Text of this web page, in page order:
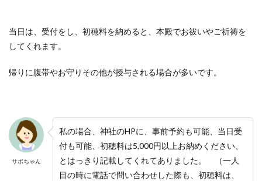
当日は、受付をし、初穂料を納めると、本殿でお祓いやご祈祷を
してくれます。
帰りに腹帯やお守りその他が授与される場合が多いです。
サボちゃん
私の場合、神社のHPに、事前予約も可能、当日受
付も可能、初穂料は5,000円以上お納めください、
とはっきり記載してくれてありました。 （一人
目の時に電話で問い合わせした際も、初穂料は、